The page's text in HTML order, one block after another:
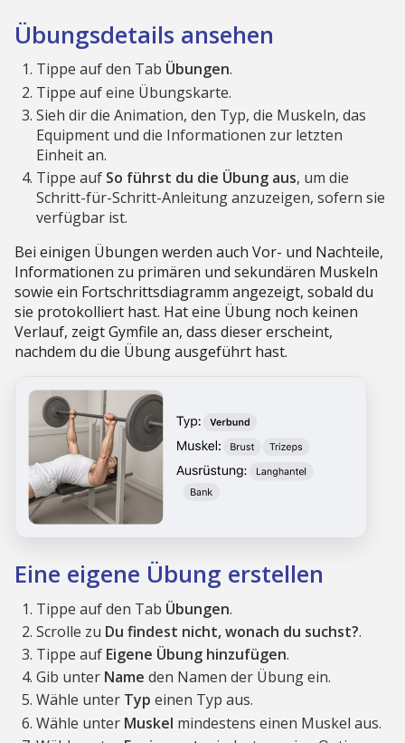
Übungsdetails ansehen
Tippe auf den Tab Übungen.
Tippe auf eine Übungskarte.
Sieh dir die Animation, den Typ, die Muskeln, das
Equipment und die Informationen zur letzten
Einheit an.
Tippe auf So führst du die Übung aus, um die
Schritt-für-Schritt-Anleitung anzuzeigen, sofern sie
verfügbar ist.
Bei einigen Übungen werden auch Vor- und Nachteile,
Informationen zu primären und sekundären Muskeln
sowie ein Fortschrittsdiagramm angezeigt, sobald du
sie protokolliert hast. Hat eine Übung noch keinen
Verlauf, zeigt Gymfile an, dass dieser erscheint,
nachdem du die Übung ausgeführt hast.
Eine eigene Übung erstellen
Tippe auf den Tab Übungen.
Scrolle zu Du findest nicht, wonach du suchst?.
Tippe auf Eigene Übung hinzufügen.
Gib unter Name den Namen der Übung ein.
Wähle unter Typ einen Typ aus.
Wähle unter Muskel mindestens einen Muskel aus.